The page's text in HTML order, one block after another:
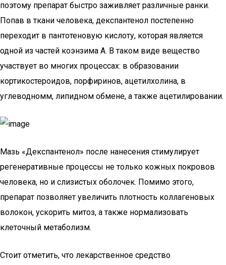
поэтому препарат быстро заживляет различные ранки.
Попав в ткани человека, декспантенол постепенно
переходит в пантотеновую кислоту, которая является
одной из частей коэнзима А. В таком виде вещество
участвует во многих процессах: в образовании
кортикостероидов, порфиринов, ацетилхолина, в
углеводномм, липидном обмене, а также ацетилировании.
Мазь «Декспантенол» после нанесения стимулирует
регенеративные процессы не только кожных покровов
человека, но и слизистых оболочек. Помимо этого,
препарат позволяет увеличить плотность коллагеновых
волокон, ускорить митоз, а также нормализовать
клеточный метаболизм.
Стоит отметить, что лекарственное средство